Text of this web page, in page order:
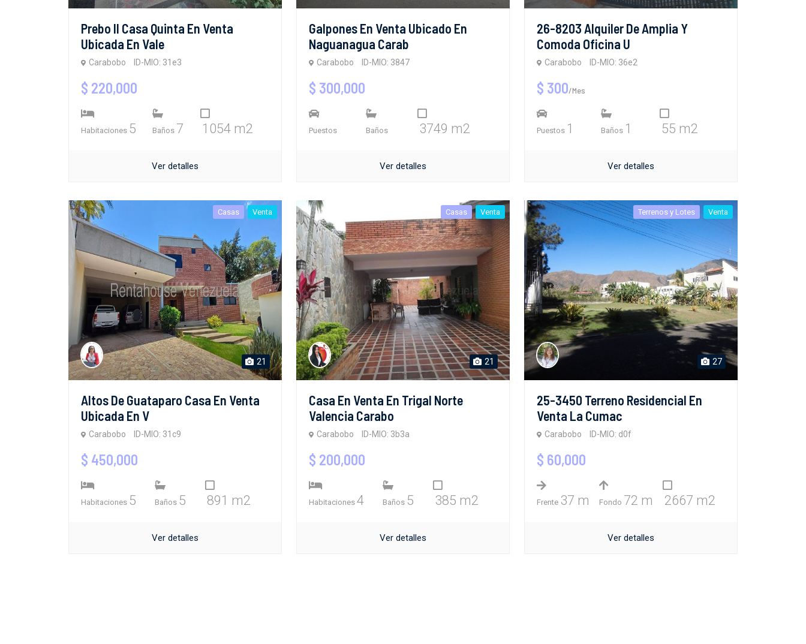
Prebo II Casa Quinta En Venta
Ubicada En Vale
Carabobo ID-MIO: 31e3
$ 220,000
Habitaciones 5 Baños 7 1054 m2
Ver detalles
Galpones En Venta Ubicado En
Naguanagua Carab
Carabobo ID-MIO: 3847
$ 300,000
Puestos Baños 3749 m2
Ver detalles
26-8203 Alquiler De Amplia Y
Comoda Oficina U
Carabobo ID-MIO: 36e2
$ 300/Mes
Puestos 1 Baños 1 55 m2
Ver detalles
Casas Venta
21
Altos De Guataparo Casa En Venta
Ubicada En V
Carabobo ID-MIO: 31c9
$ 450,000
Habitaciones 5 Baños 5 891 m2
Ver detalles
Casas Venta
21
Casa En Venta En Trigal Norte
Valencia Carabo
Carabobo ID-MIO: 3b3a
$ 200,000
Habitaciones 4 Baños 5 385 m2
Ver detalles
Terrenos y Lotes Venta
27
25-3450 Terreno Residencial En
Venta La Cumac
Carabobo ID-MIO: d0f
$ 60,000
Frente 37 m Fondo 72 m 2667 m2
Ver detalles